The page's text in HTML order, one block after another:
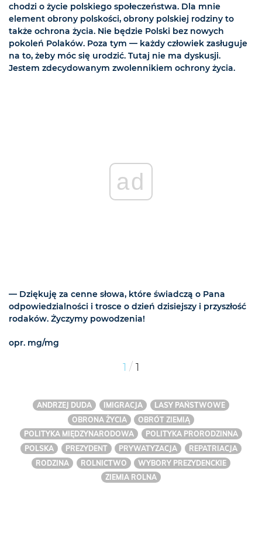
chodzi o życie polskiego społeczeństwa. Dla mnie
element obrony polskości, obrony polskiej rodziny to
także ochrona życia. Nie będzie Polski bez nowych
pokoleń Polaków. Poza tym — każdy człowiek zasługuje
na to, żeby móc się urodzić. Tutaj nie ma dyskusji.
Jestem zdecydowanym zwolennikiem ochrony życia.
ad
— Dziękuję za cenne słowa, które świadczą o Pana
odpowiedzialności i trosce o dzień dzisiejszy i przyszłość
rodaków. Życzymy powodzenia!
opr. mg/mg
1 / 1
ANDRZEJ DUDA IMIGRACJA
LASY PAŃSTWOWE
OBRONA ŻYCIA
OBRÓT ZIEMIĄ
POLITYKA MIĘDZYNARODOWA
POLITYKA PRORODZINNA
POLSKA
PREZYDENT PRYWATYZACJA
REPATRIACJA
RODZINA
ROLNICTWO
WYBORY PREZYDENCKIE
ZIEMIA ROLNA